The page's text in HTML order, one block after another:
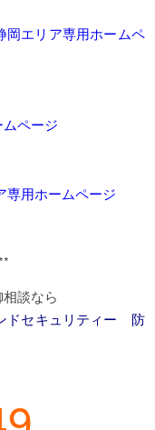
エリア専用ホームペ
ページ
用ホームページ
談なら
ドセキュリティー 防